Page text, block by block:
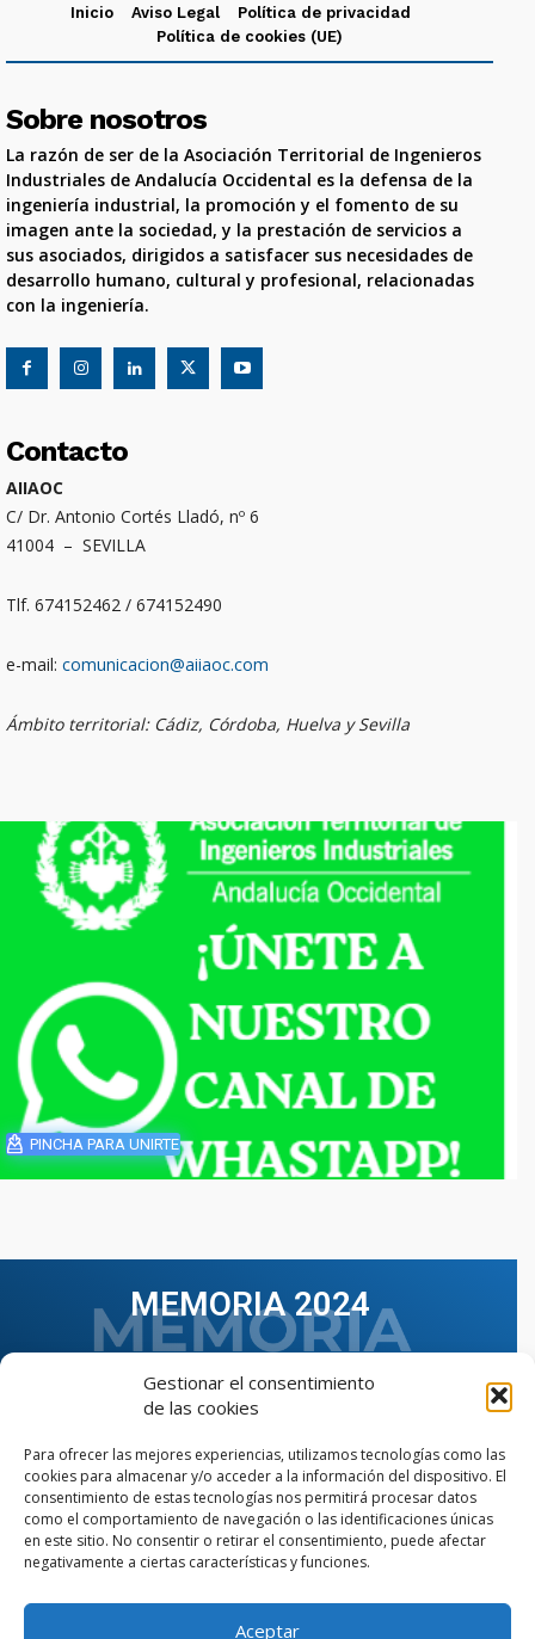
Gestionar el consentimiento
de las cookies
Para ofrecer las mejores experiencias, utilizamos tecnologías como las
cookies para almacenar y/o acceder a la información del dispositivo. El
consentimiento de estas tecnologías nos permitirá procesar datos
como el comportamiento de navegación o las identificaciones únicas
en este sitio. No consentir o retirar el consentimiento, puede afectar
negativamente a ciertas características y funciones.
Aceptar
Inicio Aviso Legal
Política de privacidad
Política de cookies (UE)
Sobre nosotros
La razón de ser de la Asociación Territorial de Ingenieros
Industriales de Andalucía Occidental es la defensa de la
ingeniería industrial, la promoción y el fomento de su
imagen ante la sociedad, y la prestación de servicios a
sus asociados, dirigidos a satisfacer sus necesidades de
desarrollo humano, cultural y profesional, relacionadas
con la ingeniería.
Contacto
AIIAOC
C/ Dr. Antonio Cortés Lladó, nº 6
41004 – SEVILLA
Tlf. 674152462 / 674152490
e-mail: comunicacion@aiiaoc.com
Ámbito territorial: Cádiz, Córdoba, Huelva y Sevilla
PINCHA PARA UNIRTE
MEMORIA 2024